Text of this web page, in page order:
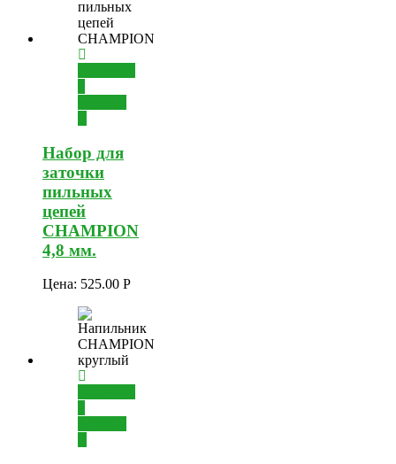
Набор для
заточки
пильных
цепей
CHAMPION
4,8 мм.
Цена: 525.00 Р